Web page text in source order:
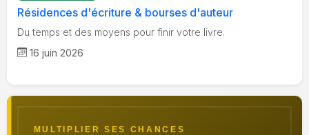
Résidences d'écriture & bourses d'auteur
Du temps et des moyens pour finir votre livre.
16 juin 2026